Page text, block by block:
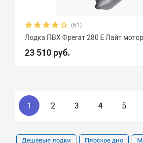
(61)
Лодка ПВХ Фрегат 280 Е Лайт
23 510 руб.
1 2 3 4 5
Дешевые лодки Плоское дно